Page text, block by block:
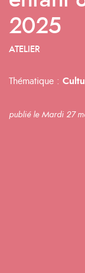
2025
ATELIER
Thématique :
publié le Mardi 27